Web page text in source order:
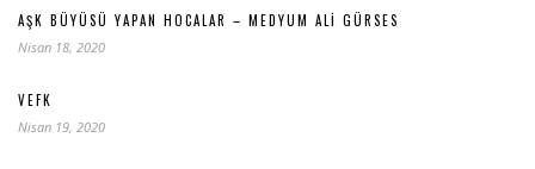
AŞK BÜYÜSÜ YAPAN HOCALAR – MEDYUM ALI GÜRSES
Nisan 18, 2020
VEFK
Nisan 19, 2020